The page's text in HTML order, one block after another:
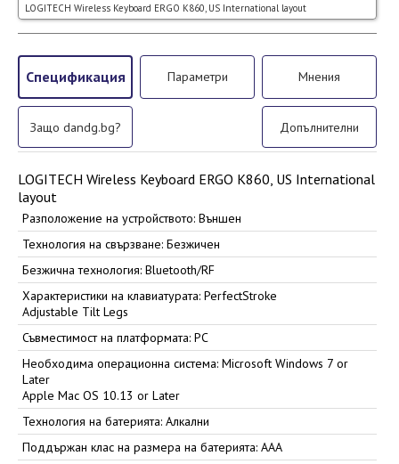
LOGITECH Wireless Keyboard ERGO K860, US International layout
Спецификация Параметри Мнения
Защо dandg.bg? Допълнителни
LOGITECH Wireless Keyboard ERGO K860, US International
layout
Разположение на устройството: Външен
Технология на свързване: Безжичен
Безжична технология: Bluetooth/RF
Характеристики на клавиатурата: PerfectStroke
Adjustable Tilt Legs
Съвместимост на платформата: PC
Необходима операционна система: Microsoft Windows 7 or
Later
Apple Mac OS 10.13 or Later
Технология на батерията: Алкални
Поддържан клас на размера на батерията: AAA